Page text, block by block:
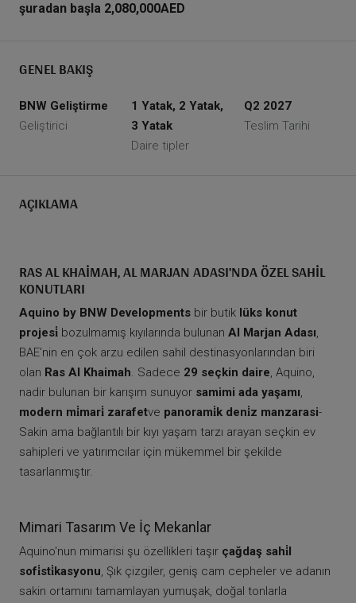
şuradan başla 2,080,000AED
GENEL BAKIŞ
BNW Geliştirme
Geliştirici
1 Yatak, 2 Yatak,
3 Yatak
Daire tipler
Q2 2027
Teslim Tarihi
AÇIKLAMA
RAS AL KHAIMAH, AL MARJAN ADASI'NDA ÖZEL SAHIL
KONUTLARI
Aquino by BNW Developments bir butik lüks konut
projesi̇ bozulmamış kıyılarında bulunan Al Marjan Adası,
BAE'nin en çok arzu edilen sahil destinasyonlarından biri
olan Ras Al Khaimah. Sadece 29 seçkin daire, Aquino,
nadir bulunan bir karışım sunuyor samimi ada yaşamı,
modern mi̇mari̇ zarafetve panorami̇k deni̇z manzarasi-
Sakin ama bağlantılı bir kıyı yaşam tarzı arayan seçkin ev
sahipleri ve yatırımcılar için mükemmel bir şekilde
tasarlanmıştır.
Mimari Tasarım Ve İç Mekanlar
Aquino'nun mimarisi şu özellikleri taşır çağdaş sahi̇l
sofi̇sti̇kasyonu, Şık çizgiler, geniş cam cepheler ve adanın
sakin ortamını tamamlayan yumuşak, doğal tonlarla